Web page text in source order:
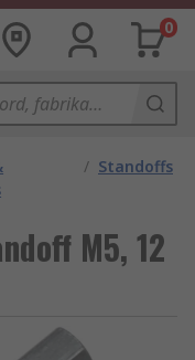
0
/ Standoffs
M5, 12